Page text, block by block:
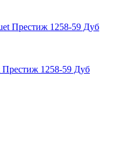
Престиж 1258-59 Дуб